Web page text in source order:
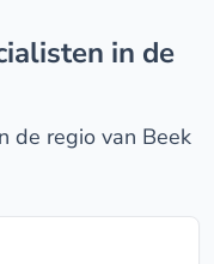
de regio van Beek